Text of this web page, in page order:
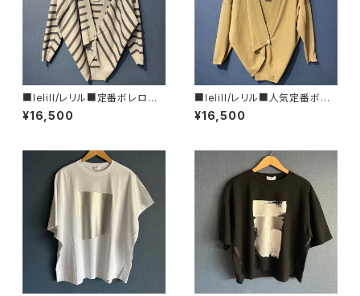
■lelill/レリル■定番ボレロの
ボーダータイプ■12351213■
¥16,500
■lelill/レリル■人気定番ボレ
ロ■12351213■
¥16,500